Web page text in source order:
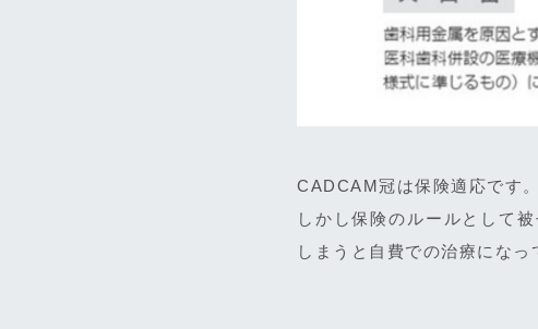
CADCAM冠は保険適応です
しかし保険のルールとして
しまうと自費での治療になっ